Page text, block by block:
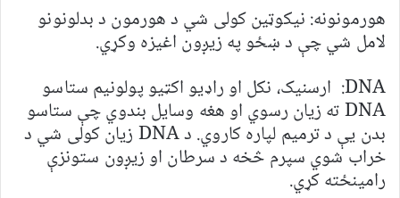
هورمونونه: نیکوټین کولی شي د هورمون د بدلونونو
لامل شي چې د ښځو په زیږون اغیزه وکړي.
DNA: ارسنیک، نکل او راډیو اکټیو پولونیم ستاسو
DNA ته زیان رسوي او هغه وسایل بندوي چې ستاسو
بدن یې د ترمیم لپاره کاروي. د DNA زیان کولی شي د
خراب شوي سپرم څخه د سرطان او زیږون ستونزې
رامینځته کړي.